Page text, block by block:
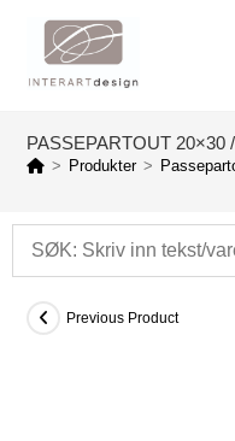
PASSEPARTOUT 20×30
> Produkter >
Previous Product